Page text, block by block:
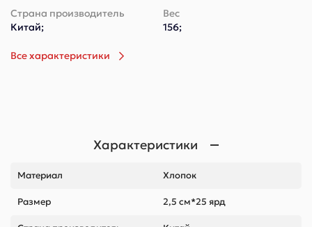
Страна производитель
Китай;
Вес
156;
Все характеристики
Характеристики
Материал Хлопок
Размер 2,5 см*25 ярд